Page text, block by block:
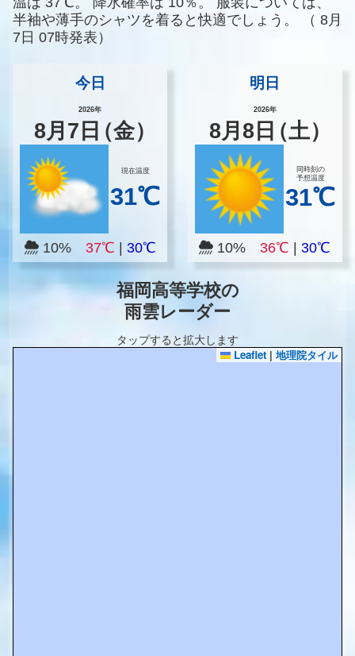
半袖や薄手のシャツを着ると快適でしょう。
（ 8月
7日 07時発表）
今日
2026年
8月 7 日（金）
現在温度
31℃
10% 37℃ 30℃
明日
2026年
8月8 日（土）
同時刻の
予想温度
31℃
10%36℃ |30℃
福岡高等学校の
雨雲レーダー
タップすると拡大します
Leaflet | 地理院タイル